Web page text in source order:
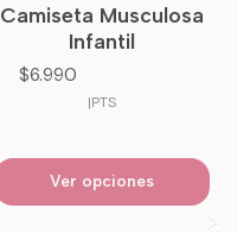
Camiseta Musculosa
Infantil
$6.990
|PTS
Ver opciones